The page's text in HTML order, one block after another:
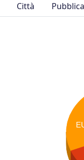
Città